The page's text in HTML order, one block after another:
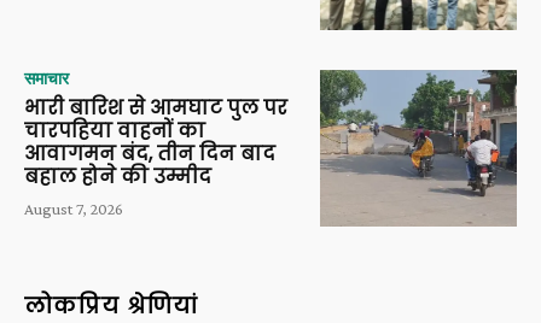
समाचार
भारी बारिश से आमघाट पुल पर
चारपहिया वाहनों का
आवागमन बंद, तीन दिन बाद
बहाल होने की उम्मीद
August 7, 2026
लोकप्रिय श्रेणियां